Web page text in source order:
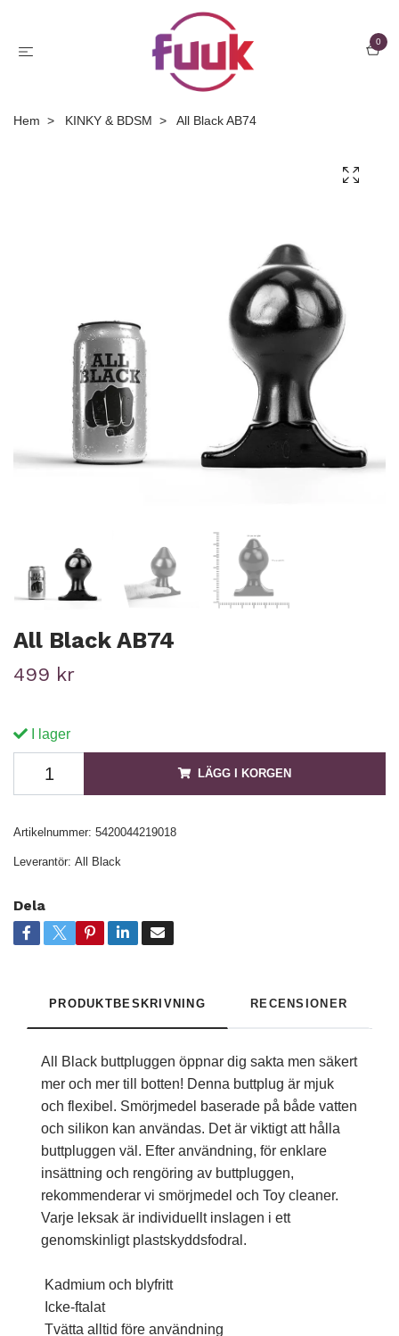
0
Hem KINKY & BDSM All Black AB74
All Black AB74
499 kr
I lager
LÄGG I KORGEN
Artikelnummer: 5420044219018
Leverantör: All Black
Dela
PRODUKTBESKRIVNING RECENSIONER
All Black buttpluggen öppnar dig sakta men säkert
mer och mer till botten! Denna buttplug är mjuk
och flexibel. Smörjmedel baserade på både vatten
och silikon kan användas. Det är viktigt att hålla
buttpluggen väl. Efter användning, för enklare
insättning och rengöring av buttpluggen,
rekommenderar vi smörjmedel och Toy cleaner.
Varje leksak är individuellt inslagen i ett
genomskinligt plastskyddsfodral.
Kadmium och blyfritt
Icke-ftalat
Tvätta alltid före användning